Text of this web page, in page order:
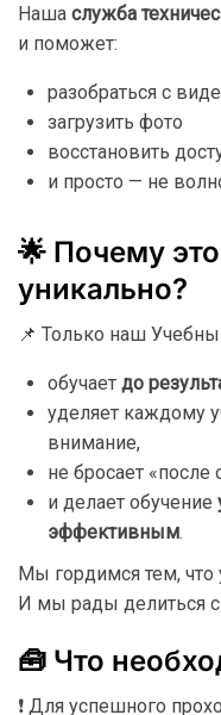
Наша служба
и поможет:
разобраться с
загрузить фото
восстановить
и просто — не
🌟 Почему это
уникально?
📌 Только наш
обучает до
уделяет каждому
внимание,
не бросает «после
и делает обучение
эффективным.
Мы гордимся тем, что
И мы рады делиться
🧰 Что
❗ Для успешного